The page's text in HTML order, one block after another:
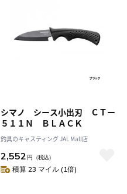
シマノ シース小出刃 ＣＴー
５１１Ｎ ＢＬＡＣＫ
釣具のキャスティング JAL Mall店
2,552 円 （税込）
積算 23 マイル (1倍)